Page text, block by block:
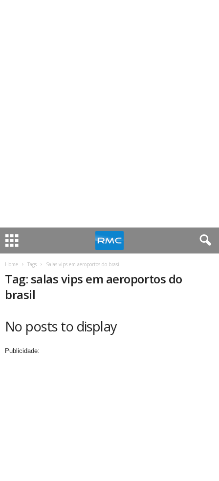
Home Tags Salas vips em aeroportos do brasil
Tag: salas vips em aeroportos do
brasil
No posts to display
Publicidade: